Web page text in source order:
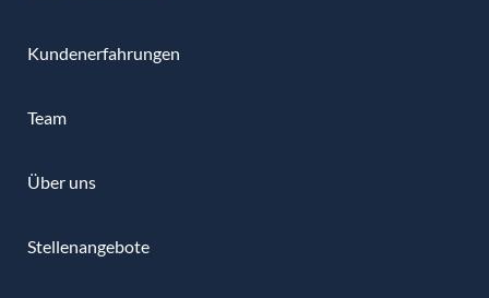
Kundenerfahrungen
Team
Über uns
Stellenangebote